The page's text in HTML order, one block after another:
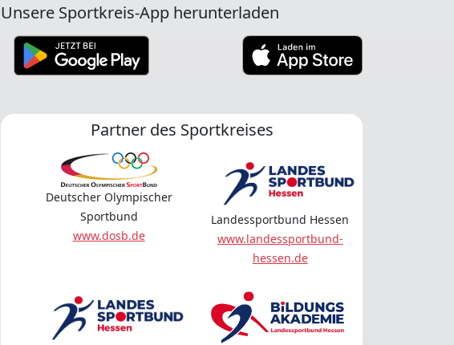
Unsere Sportkreis-App herunterladen
Partner des Sportkreises
Deutscher Olympischer
Sportbund
www.dosb.de
Landessportbund Hessen
www.landessportbund-
hessen.de